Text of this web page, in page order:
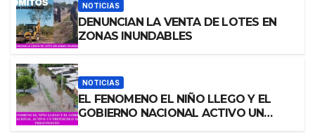
NOTICIAS
DENUNCIAN LA VENTA DE LOTES EN
ZONAS INUNDABLES
NOTICIAS
EL FENOMENO EL NIÑO LLEGO Y EL
GOBIERNO NACIONAL ACTIVO UN